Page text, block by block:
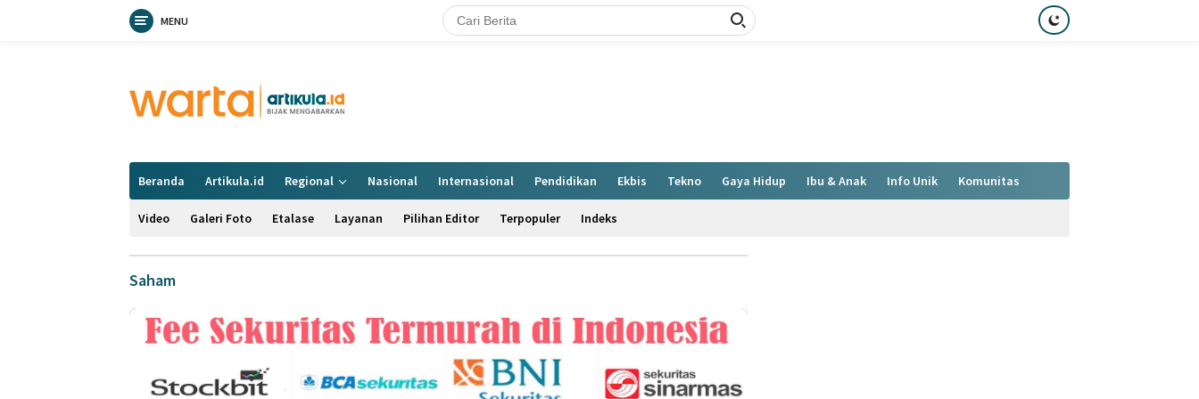
MENU
Beranda Artikula.id Regional Nasional Internasional Pendidikan Ekbis Tekno Gaya Hidup Ibu & Anak Info Unik Komunitas
Video Galeri Foto Etalase Layanan Pilihan Editor Terpopuler Indeks
Saham